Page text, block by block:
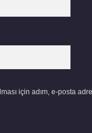
için adım, e-posta